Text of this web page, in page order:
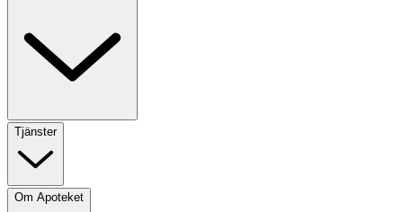
Tjänster
Om Apoteket